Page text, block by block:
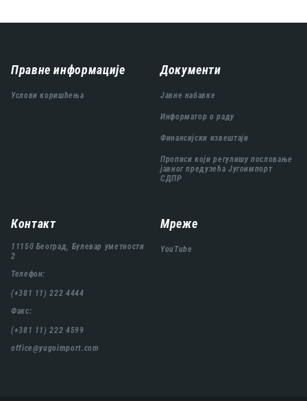
Навигација
подножја
Правне информације
Услови коришћења
Документи
Јавне набавке
Информатор о раду
Финансијски извештаји
Прописи који регулишу пословање
јавног предузећа Југоимпорт
СДПР
Контакт
11150 Београд, Булевар уметности
2
Телефон:
(+381 11) 222 4444
Факс:
(+381 11) 222 4599
office@yugoimport.com
Мреже
YouTube